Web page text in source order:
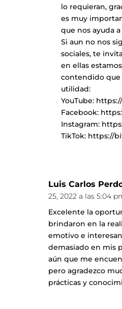
lo requieran,
es muy
que nos ayuda
Si aun no nos
sociales, te
en ellas
contendido que
utilidad:
YouTube:
Facebook:
Instagram:
TikTok: https://
Luis Carlos
25, 2022 a las 5:04
Excelente la
brindaron en la
emotivo e
demasiado en mis
aún que me
pero agradezco
prácticas y